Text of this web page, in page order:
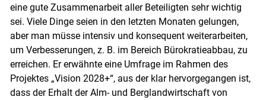
eine gute Zusammenarbeit aller Beteiligten sehr wichtig
sei. Viele Dinge seien in den letzten Monaten gelungen,
aber man müsse intensiv und konsequent weiterarbeiten,
um Verbesserungen, z. B. im Bereich Bürokratieabbau, zu
erreichen. Er erwähnte eine Umfrage im Rahmen des
Projektes „Vision 2028+“, aus der klar hervorgegangen ist,
dass der Erhalt der Alm- und Berglandwirtschaft von